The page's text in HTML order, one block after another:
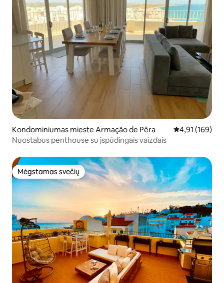
Kondominiumas mieste Armação de Pêra Vidutinis
4,91 (169)
Nuostabus penthouse su įspūdingais vaizdais
Mėgstamas svečių
Mėgstamas svečių